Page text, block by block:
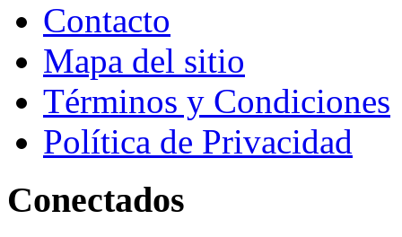
Contacto
Mapa del sitio
Términos y Condiciones
Política de Privacidad
Conectados